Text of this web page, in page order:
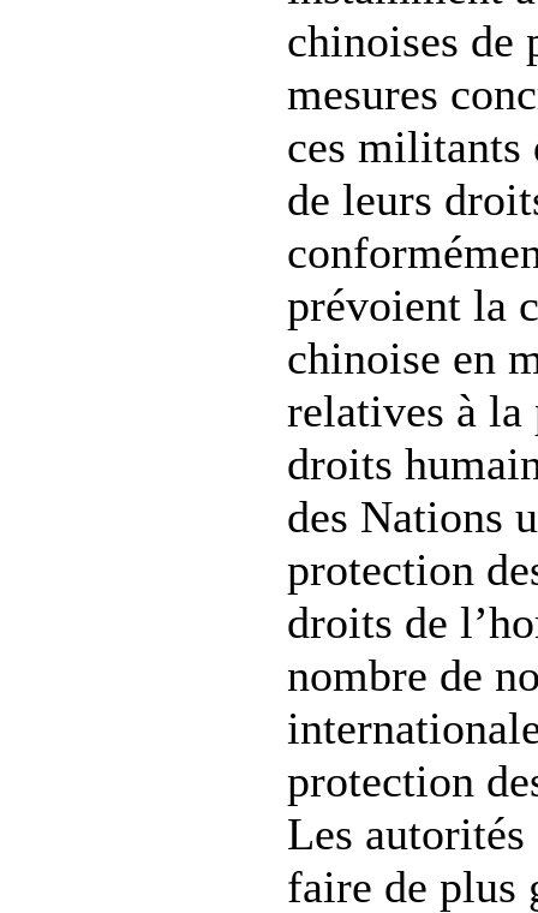
chinoises de
mesures
ces militants
de leurs
prévoient la
chinoise en
relatives à la
droits
des Nations
protection
droits de
nombre de
protection
Les
faire de plus